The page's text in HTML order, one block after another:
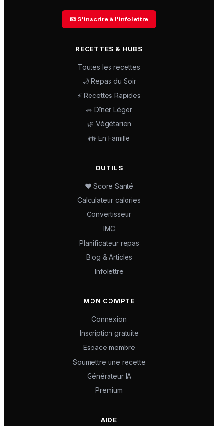
📧 S'inscrire à l'infolettre
RECETTES & HUBS
Toutes les recettes
🌙 Repas du Soir
⚡ Recettes Rapides
🥗 Dîner Léger
🌿 Végétarien
👪 En Famille
OUTILS
❤️ Score Santé
Calculateur calories
Convertisseur
IMC
Planificateur repas
Blog & Articles
Infolettre
MON COMPTE
Connexion
Inscription gratuite
Espace membre
Soumettre une recette
Générateur IA
Premium
AIDE